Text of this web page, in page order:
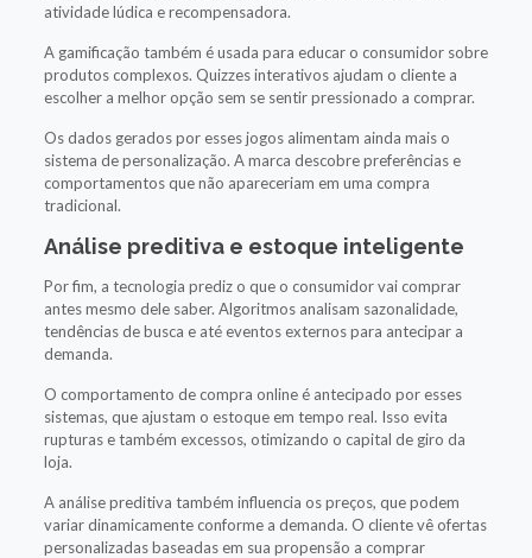
atividade lúdica e recompensadora.
A gamificação também é usada para educar o consumidor sobre
produtos complexos. Quizzes interativos ajudam o cliente a
escolher a melhor opção sem se sentir pressionado a comprar.
Os dados gerados por esses jogos alimentam ainda mais o
sistema de personalização. A marca descobre preferências e
comportamentos que não apareceriam em uma compra
tradicional.
Análise preditiva e estoque inteligente
Por fim, a tecnologia prediz o que o consumidor vai comprar
antes mesmo dele saber. Algoritmos analisam sazonalidade,
tendências de busca e até eventos externos para antecipar a
demanda.
O comportamento de compra online é antecipado por esses
sistemas, que ajustam o estoque em tempo real. Isso evita
rupturas e também excessos, otimizando o capital de giro da
loja.
A análise preditiva também influencia os preços, que podem
variar dinamicamente conforme a demanda. O cliente vê ofertas
personalizadas baseadas em sua propensão a comprar